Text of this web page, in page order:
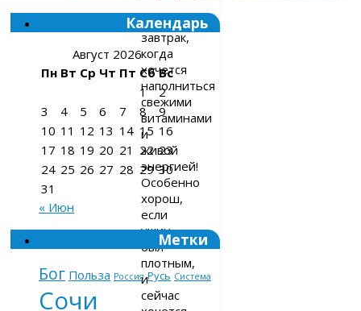
Отличный
завтрак,
когда
хочется
наполниться
свежими
витаминами
и
живой
энергией!
Особенно
хорош,
если
ужин
был
плотным,
и
сейчас
Календарь
Август 2026
Пн Вт Ср Чт Пт Сб Вс
1
2
3
4 5 6 7 8
9
10 11 12 13 14 15 16
17 18 19 20 21 22 23
24 25 26 27 28 29 30
31
« Июн
Метки
Бог Польза Россия Русь Система
Сочи